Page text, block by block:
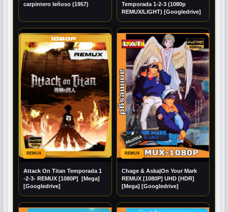
carpintero leñoso (1957)
Temporada 1-2-3 (1080p
REMUX/LIGHT) [Googledrive]
REMUX
Attack On Titan Temporada 1
-2-3- REMUX [1080P] [Mega]
[Googledrive]
REMUX
Chage & Aska|On Your Mark
REMUX [1080P] UHD [HDR]
[Mega] [Googledrive]